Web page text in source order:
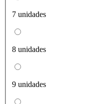
7 unidades
8 unidades
9 unidades